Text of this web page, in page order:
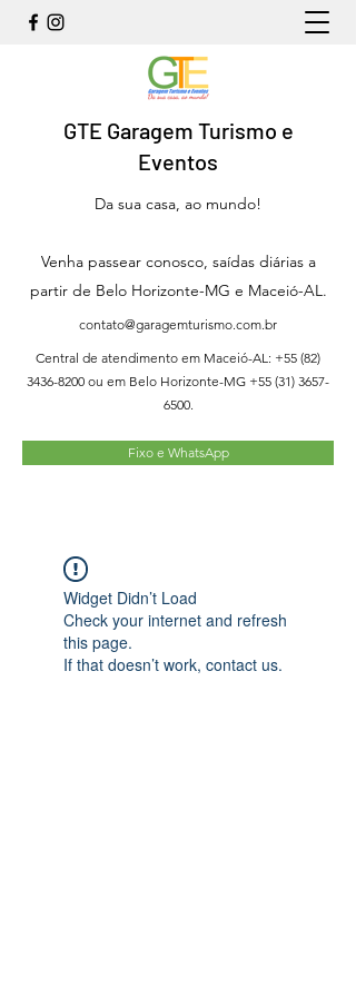
GTE Garagem Turismo e
Eventos
Da sua casa, ao mundo!
Venha passear conosco, saídas diárias a
partir de Belo Horizonte-MG e Maceió-AL.
contato@garagemturismo.com.br
Central de atendimento em Maceió-AL: +55 (82)
3436-8200 ou em Belo Horizonte-MG +55 (31) 3657-
6500.
Fixo e WhatsApp
Widget Didn’t Load
Check your internet and refresh
this page.
If that doesn’t work, contact us.